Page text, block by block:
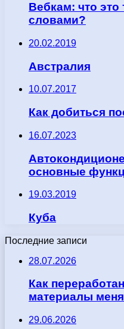
Вебкам: что
словами?
20.02.2019
Австралия
10.07.2017
Как добиться
16.07.2023
основные
19.03.2019
Куба
Последние записи
28.07.2026
Как
материалы
29.06.2026